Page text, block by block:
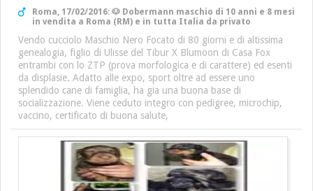
Roma, 17/02/2016: 🐶 Dobermann maschio di 10 anni e 8 mesi
in vendita a Roma (RM) e in tutta Italia da privato
Vendo cucciolo Maschio Nero Focato di 80 giorni e di altissima
genealogia, figlio di Ulisse del Tibur X Blumoon di Casa Fox
entrambi con lo ZTP (prova morfologica e di carattere) ed esenti
da displasie. Adatto alle expo, sport oltre ad essere uno
splendido cane di famiglia, ha gia una buona base di
socializzazione. Viene ceduto integro con pedigree, microchip,
vaccino, certificato di buona salute,